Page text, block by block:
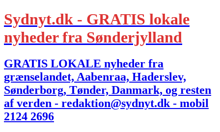
Sydnyt.dk - GRATIS lokale
nyheder fra Sønderjylland
GRATIS LOKALE nyheder fra
grænselandet, Aabenraa, Haderslev,
Sønderborg, Tønder, Danmark, og resten
af verden - redaktion@sydnyt.dk - mobil
2124 2696